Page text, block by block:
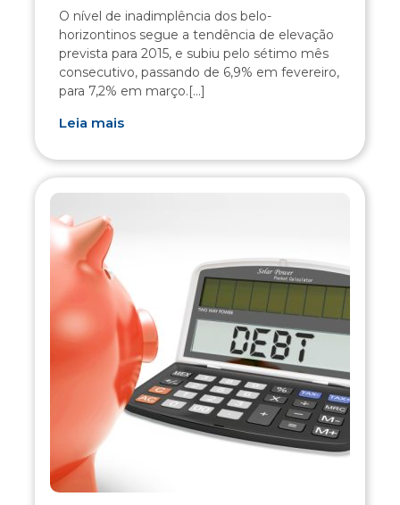
O nível de inadimplência dos belo-
horizontinos segue a tendência de elevação
prevista para 2015, e subiu pelo sétimo mês
consecutivo, passando de 6,9% em fevereiro,
para 7,2% em março.[...]
Leia mais